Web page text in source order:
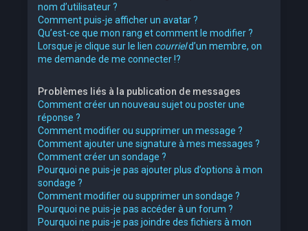
nom d’utilisateur ?
Comment puis-je afficher un avatar ?
Qu’est-ce que mon rang et comment le modifier ?
Lorsque je clique sur le lien courrield’un membre, on
me demande de me connecter !?
Problèmes liés à la publication de messages
Comment créer un nouveau sujet ou poster une
réponse ?
Comment modifier ou supprimer un message ?
Comment ajouter une signature à mes messages ?
Comment créer un sondage ?
Pourquoi ne puis-je pas ajouter plus d’options à mon
sondage ?
Comment modifier ou supprimer un sondage ?
Pourquoi ne puis-je pas accéder à un forum ?
Pourquoi ne puis-je pas joindre des fichiers à mon